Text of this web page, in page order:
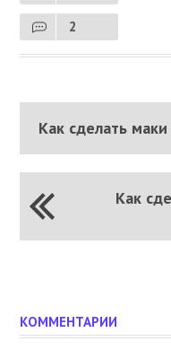
2
Как сделать маки
Как
КОММЕНТАРИИ